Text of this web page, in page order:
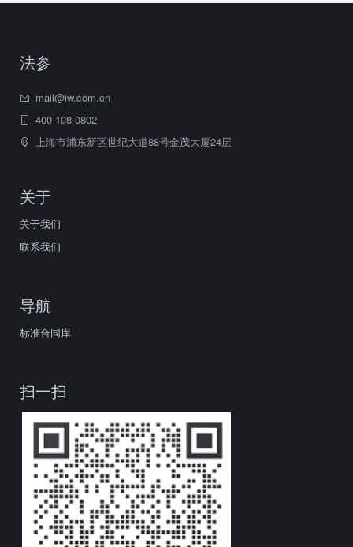
法参
mail@iw.com.cn
400-108-0802
上海市浦东新区世纪大道88号金茂大厦24层
关于
关于我们
联系我们
导航
标准合同库
扫一扫